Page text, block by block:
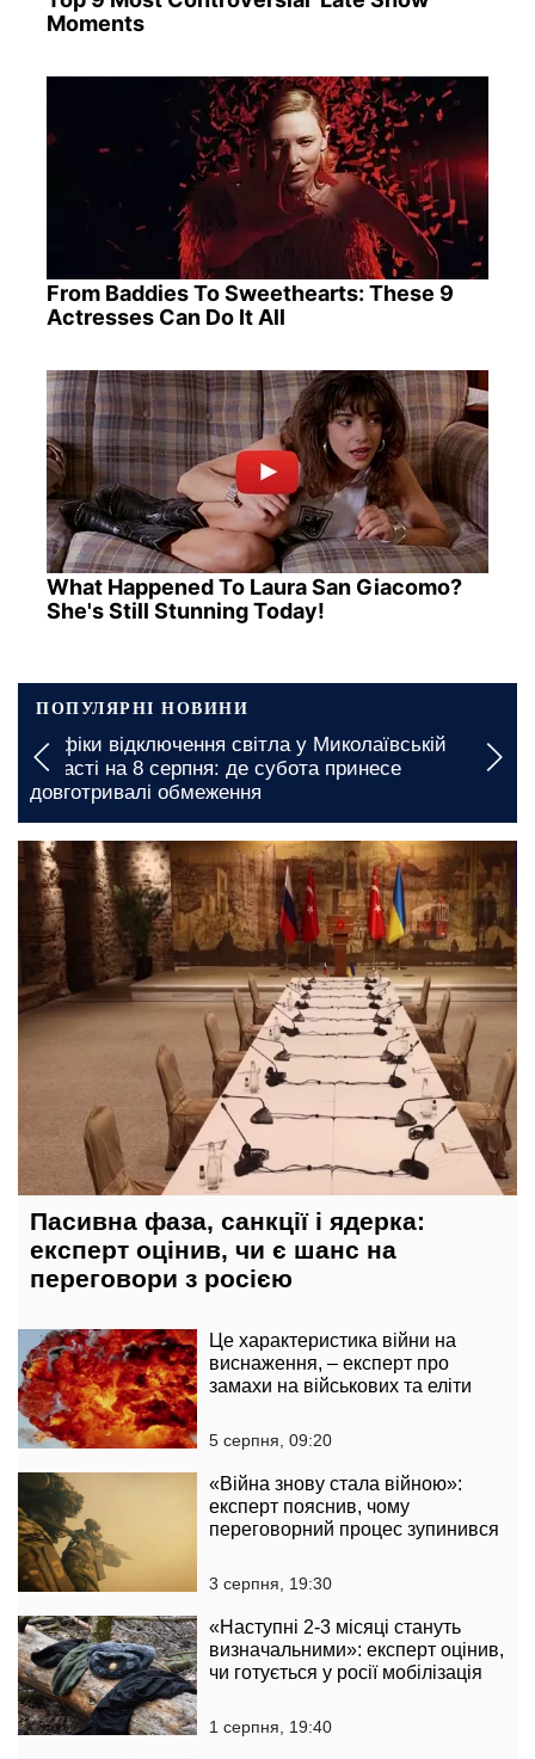
Moments
From Baddies To Sweethearts: These 9
Actresses Can Do It All
What Happened To Laura San Giacomo?
She's Still Stunning Today!
ПОПУЛЯРНІ НОВИНИ
Вводяться тривалі обмеження: в
запроваджено нові графіки
6 серпня, 10:10
Пасивна фаза, санкції і ядерка:
експерт оцінив, чи є шанс на
переговори з росією
Це характеристика війни на
виснаження, – експерт про
замахи на військових та еліти
5 серпня, 09:20
«Війна знову стала війною»:
експерт пояснив, чому
переговорний процес зупинився
3 серпня, 19:30
«Наступні 2-3 місяці стануть
визначальними»: експерт оцінив,
чи готується у росії мобілізація
1 серпня, 19:40